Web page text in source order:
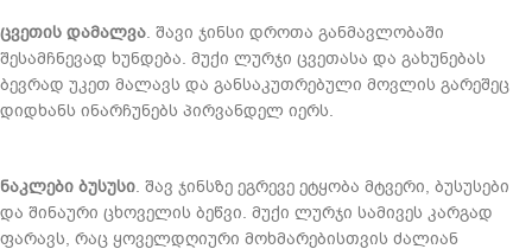
ცვეთის დამალვა. შავი ჯინსი დროთა განმავლობაში
შესამჩნევად ხუნდება. მუქი ლურჯი ცვეთასა და გახუნებას
ბევრად უკეთ მალავს და განსაკუთრებული მოვლის გარეშეც
დიდხანს ინარჩუნებს პირვანდელ იერს.
ნაკლები ბუსუსი. შავ ჯინსზე ეგრევე ეტყობა მტვერი, ბუსუსები
და შინაური ცხოველის ბეწვი. მუქი ლურჯი სამივეს კარგად
ფარავს, რაც ყოველდღიური მოხმარებისთვის ძალიან